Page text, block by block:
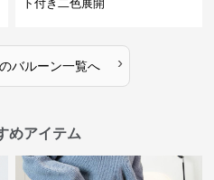
ト付き二色展開
のバルーン一覧へ ›
めアイテム